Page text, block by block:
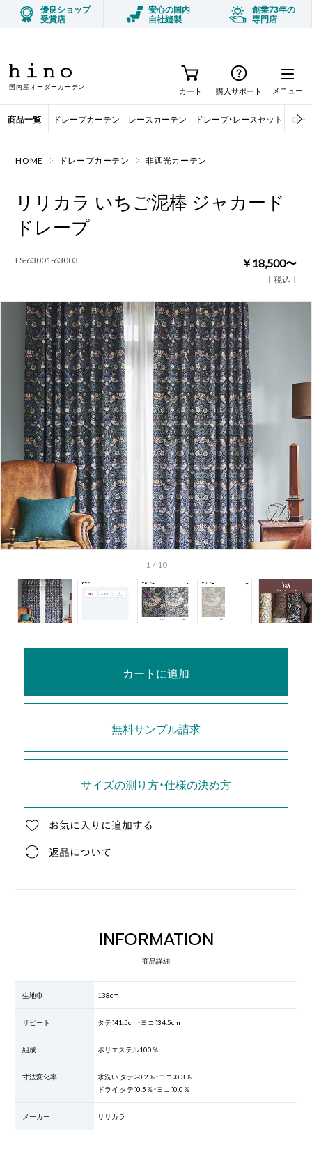
優良ショップ
受賞店
安心の国内
自社縫製
創業73年の
専門店
TOPICS 今月のオススメ商品 ハンギングバー
国内産オーダーカーテン カート 購入サポート
商品一覧 ドレープカーテン レースカーテン ドレープ・レースセット ロー
メニュー
HOME ドレープカーテン 非遮光カーテン
リリカラ いちご泥棒 ジャカード
ドレープ
LS-63001-63003 ￥18,500〜
［ 税込 ］
1/ 10
カートに追加
無料サンプル請求
サイズの測り方・仕様の決め方
INFORMATION
商品詳細
生地巾 138cm
リピート タテ：41.5cm・ヨコ：34.5cm
組成 ポリエステル100％
寸法変化率
水洗い タテ：-0.2％・ヨコ：0.3％
ドライ タテ：0.5％・ヨコ：0.0％
メーカー リリカラ